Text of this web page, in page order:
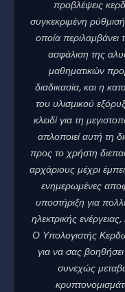
προβλέψεις
συγκεκριμένη
οποία
ασφάλιση της
μαθηματικών
διαδικασία, και η
του υλισμικού
κλειδί για τη
απλοποιεί αυτή τη
προς το χρήστη
αρχάριους μέχρι
ενημερωμένες
υποστήριξη για
ηλεκτρικής
Ο Υπολογιστής
για να σας
συνεχώς